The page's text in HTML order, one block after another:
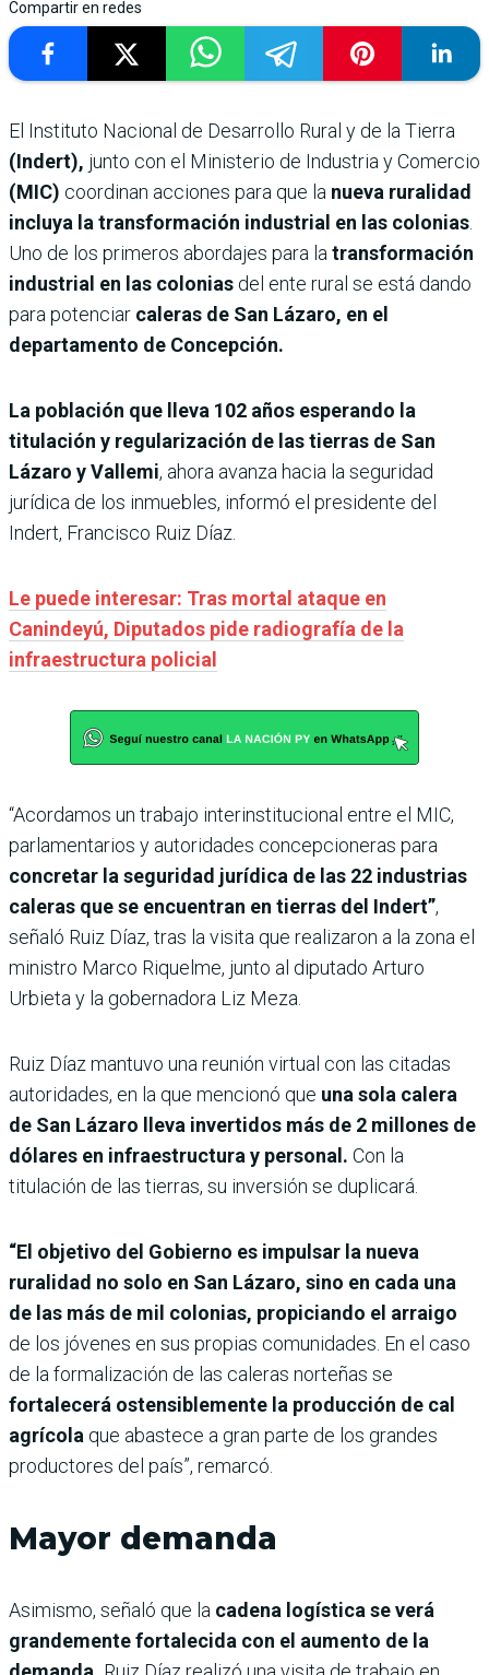
Compartir en redes
El Instituto Nacional de Desarrollo Rural y de la Tierra
(Indert), junto con el Ministerio de Industria y Comercio
(MIC) coordinan acciones para que la nueva ruralidad
incluya la transformación industrial en las colonias.
Uno de los primeros abordajes para latransformación
industrial en las colonias del ente rural se está dando
para potenciar caleras de San Lázaro, en el
departamento de Concepción.
La población que lleva 102 años esperando la
titulación y regularización de las tierras de San
Lázaro y Vallemi, ahora avanza hacia la seguridad
jurídica de los inmuebles, informó el presidente del
Indert, Francisco Ruiz Díaz.
Le puede interesar: Tras mortal ataque en
Canindeyú, Diputados pide radiografía de la
infraestructura policial
“Acordamos un trabajo interinstitucional entre el MIC,
parlamentarios y autoridades concepcioneras para
concretar la seguridad jurídica de las 22 industrias
caleras que se encuentran en tierras del Indert”,
señaló Ruiz Díaz, tras la visita que realizaron a la zona el
ministro Marco Riquelme, junto al diputado Arturo
Urbieta y la gobernadora Liz Meza.
Ruiz Díaz mantuvo una reunión virtual con las citadas
autoridades, en la que mencionó que una sola calera
de San Lázaro lleva invertidos más de 2 millones de
dólares en infraestructura y personal. Con la
titulación de las tierras, su inversión se duplicará.
“El objetivo del Gobierno es impulsar la nueva
ruralidad no solo en San Lázaro, sino en cada una
de las más de mil colonias, propiciando el arraigo
de los jóvenes en sus propias comunidades. En el caso
de la formalización de las caleras norteñas se
fortalecerá ostensiblemente la producción de cal
agrícola que abastece a gran parte de los grandes
productores del país”, remarcó.
Mayor demanda
Asimismo, señaló que la cadena logística se verá
grandemente fortalecida con el aumento de la